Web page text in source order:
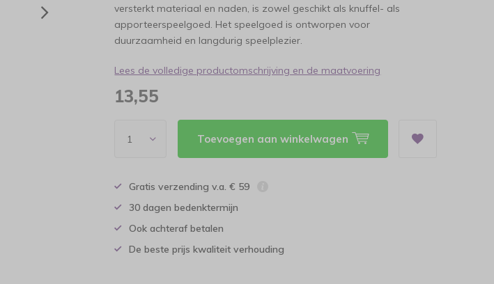
versterkt materiaal en naden, is zowel geschikt als knuffel- als
apporteerspeelgoed. Het speelgoed is ontworpen voor
duurzaamheid en langdurig speelplezier.
Lees de volledige productomschrijving en de maatvoering
13,55
Toevoegen aan winkelwagen
Gratis verzending v.a. € 59
30 dagen bedenktermijn
Ook achteraf betalen
De beste prijs kwaliteit verhouding